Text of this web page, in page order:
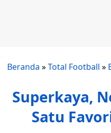
Beranda »Total Football »
Superkaya,
Satu